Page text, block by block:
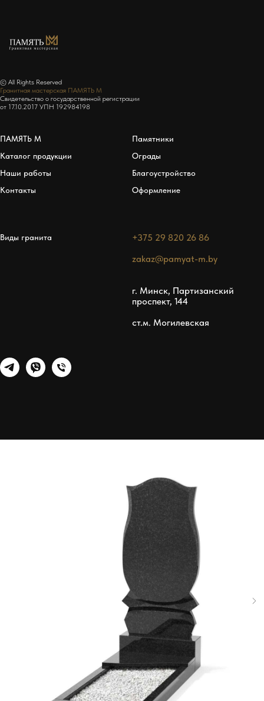
© All Rights Reserved
Гранитная мастерская ПАМЯТЬ М
Свидетельство о государственной регистрации
от 17.10.2017 УПН 192984198
ПАМЯТЬ М
Каталог продукции
Наши работы
Контакты
Памятники
Ограды
Благоустройство
Оформление
Виды гранита
+375 29 820 26 86
zakaz@pamyat-m.by
г. Минск, Партизанский
проспект, 144
ст.м. Могилевская